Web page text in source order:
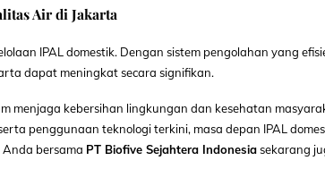
Air di Jakarta
IPAL domestik. Dengan sistem pengolahan yang
dapat meningkat secara signifikan.
menjaga kebersihan lingkungan dan kesehatan
penggunaan teknologi terkini, masa depan IPAL
bersama PT Biofive Sejahtera Indonesiasekarang